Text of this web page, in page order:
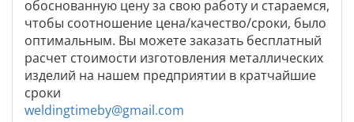
обоснованную цену за свою работу и стараемся,
чтобы соотношение цена/качество/сроки, было
оптимальным. Вы можете заказать бесплатный
расчет стоимости изготовления металлических
изделий на нашем предприятии в кратчайшие
сроки
weldingtimeby@gmail.com